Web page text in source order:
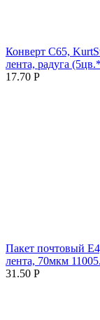
Конверт С65,
лента, радуга
17.70 Р
Пакет почтовый
лента, 70мкм
31.50 Р